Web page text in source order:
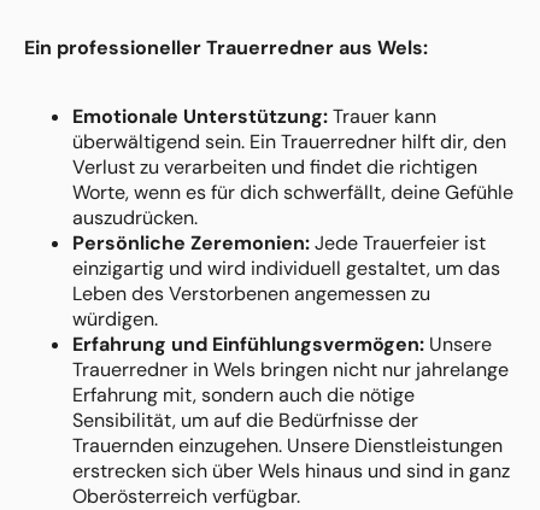
Ein professioneller Trauerredner aus Wels:
Emotionale Unterstützung:Trauer kann
überwältigend sein. Ein Trauerredner hilft dir, den
Verlust zu verarbeiten und findet die richtigen
Worte, wenn es für dich schwerfällt, deine Gefühle
auszudrücken.
Persönliche Zeremonien:Jede Trauerfeier ist
einzigartig und wird individuell gestaltet, um das
Leben des Verstorbenen angemessen zu
würdigen.
Erfahrung und Einfühlungsvermögen: Unsere
Trauerredner in Wels bringen nicht nur jahrelange
Erfahrung mit, sondern auch die nötige
Sensibilität, um auf die Bedürfnisse der
Trauernden einzugehen. Unsere Dienstleistungen
erstrecken sich über Wels hinaus und sind in ganz
Oberösterreich verfügbar.